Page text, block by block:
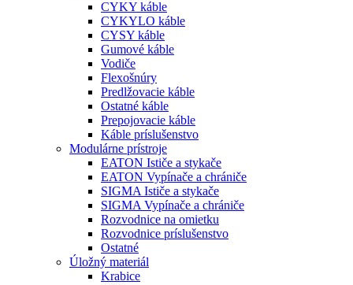
CYKY káble
CYKYLO káble
CYSY káble
Gumové káble
Vodiče
Flexošnúry
Predlžovacie káble
Ostatné káble
Prepojovacie káble
Káble príslušenstvo
Modulárne prístroje
EATON Ističe a stykače
EATON Vypínače a chrániče
SIGMA Ističe a stykače
SIGMA Vypínače a chrániče
Rozvodnice na omietku
Rozvodnice príslušenstvo
Ostatné
Úložný materiál
Krabice